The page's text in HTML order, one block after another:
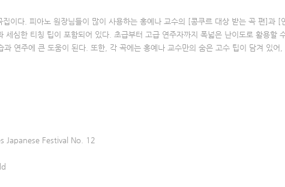
이다. 피아노 원장님들이 많이 사용하는 홍예나 교수의 [콩쿠르 대상 받는 곡 편]과 [
심한 티칭 팁이 포함되어 있다. 초급부터 고급 연주자까지 폭넓은 난이도로 활용할
연주에 큰 도움이 된다. 또한, 각 곡에는 홍예나 교수만의 숨은 고수 팁이 담겨 있어,
Japanese Festival No. 12